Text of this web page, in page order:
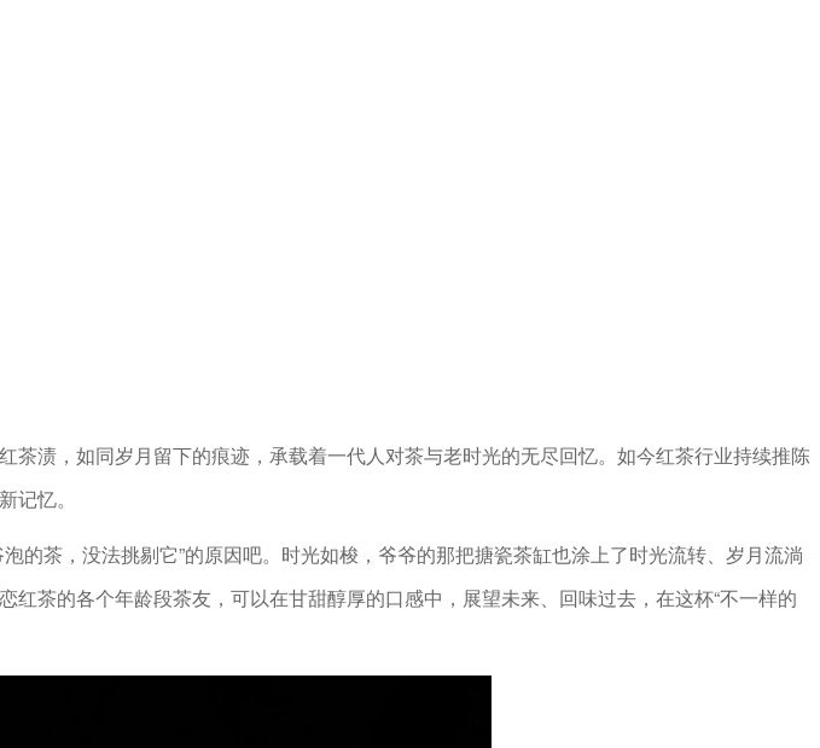
渍，如同岁月留下的痕迹，承载着一代人对茶与老时光的无尽回忆。如今红茶行业持续推陈
记忆。
茶，没法挑剔它”的原因吧。时光如梭，爷爷的那把搪瓷茶缸也涂上了时光流转、岁月流淌
茶的各个年龄段茶友，可以在甘甜醇厚的口感中，展望未来、回味过去，在这杯“不一样的